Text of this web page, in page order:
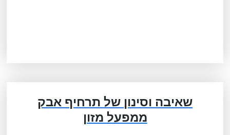
שאיבה וסינון של תרחיף אבק
ממפעל מזון